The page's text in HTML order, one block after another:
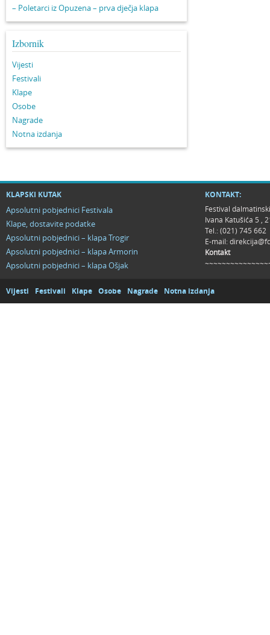
– Poletarci iz Opuzena – prva dječja klapa
Izbornik
Vijesti
Festivali
Klape
Osobe
Nagrade
Notna izdanja
KLAPSKI KUTAK
Apsolutni pobjednici Festivala
Klape, dostavite podatke
Apsolutni pobjednici – klapa Trogir
Apsolutni pobjednici – klapa Armorin
Apsolutni pobjednici – klapa Ošjak
KONTAKT:
Festival
Ivana Katušića 5 ,
Tel.: (021) 745 662
E-mail:
Kontakt
Vijesti Festivali Klape Osobe Nagrade Notna izdanja